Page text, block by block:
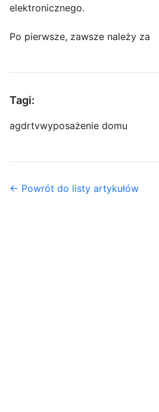
elektronicznego.
Po pierwsze, zawsze należy za
Tagi:
agdrtvwyposażenie domu
← Powrót do listy artykułów